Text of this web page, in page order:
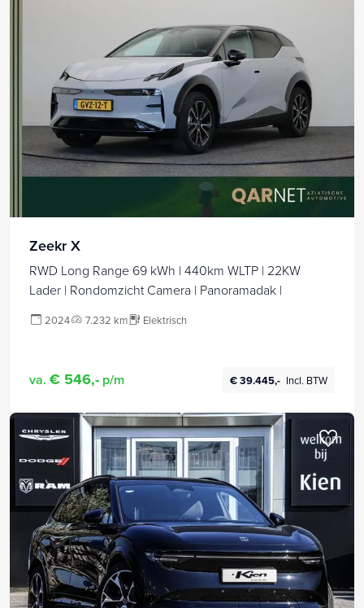
Zeekr X
RWD Long Range 69 kWh | 440km WLTP | 22KW
Lader | Rondomzicht Camera | Panoramadak |
2024 7.232 km Elektrisch
va. € 546,- p/m € 39.445,- Incl. BTW